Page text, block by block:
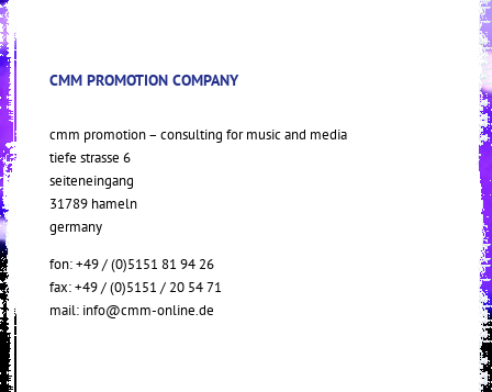
CMM PROMOTION COMPANY
cmm promotion – consulting for music and media
tiefe strasse 6
seiteneingang
31789 hameln
germany
fon: +49 / (0)5151 81 94 26
fax: +49 / (0)5151 / 20 54 71
mail: info@cmm-online.de